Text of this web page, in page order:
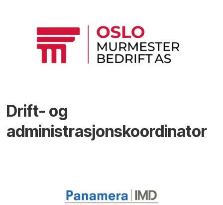
Drift- og
administrasjonskoordinator